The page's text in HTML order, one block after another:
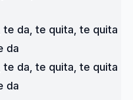
da, te quita, te quita
da
da, te quita, te quita
da